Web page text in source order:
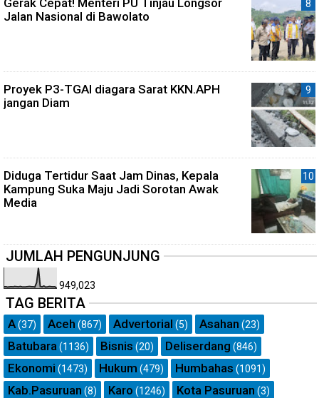
Jalan Nasional di Bawolato
Proyek P3-TGAI diagara Sarat KKN.APH
jangan Diam
Diduga Tertidur Saat Jam Dinas, Kepala
Kampung Suka Maju Jadi Sorotan Awak
Media
JUMLAH PENGUNJUNG
949,023
TAG BERITA
A(37) Aceh (867) Advertorial (5) Asahan (23)
Batubara (1136) Bisnis (20) Deliserdang (846)
Ekonomi (1473) Hukum (479) Humbahas (1091)
Kab.Pasuruan (8) Karo (1246) Kota Pasuruan (3)